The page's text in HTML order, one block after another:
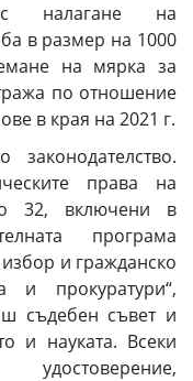
с налагане на
в размер на 1000
на мярка за
по отношение
в края на 2021 г.
права на
32, включени в
програма
и гражданско
и прокуратури“,
съдебен съвет и
и науката. Всеки
удостоверение,